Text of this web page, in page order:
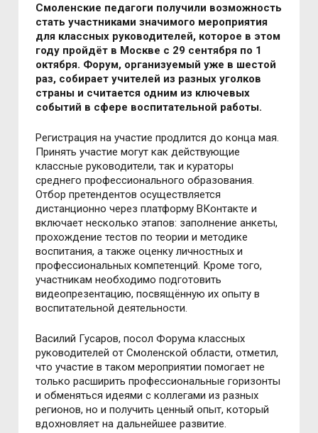
Смоленские педагоги получили возможность
стать участниками значимого мероприятия
для классных руководителей, которое в этом
году пройдёт в Москве с 29 сентября по 1
октября. Форум, организуемый уже в шестой
раз, собирает учителей из разных уголков
страны и считается одним из ключевых
событий в сфере воспитательной работы.
Регистрация на участие продлится до конца мая.
Принять участие могут как действующие
классные руководители, так и кураторы
среднего профессионального образования.
Отбор претендентов осуществляется
дистанционно через платформу ВКонтакте и
включает несколько этапов: заполнение анкеты,
прохождение тестов по теории и методике
воспитания, а также оценку личностных и
профессиональных компетенций. Кроме того,
участникам необходимо подготовить
видеопрезентацию, посвящённую их опыту в
воспитательной деятельности.
Василий Гусаров, посол Форума классных
руководителей от Смоленской области, отметил,
что участие в таком мероприятии помогает не
только расширить профессиональные горизонты
и обменяться идеями с коллегами из разных
регионов, но и получить ценный опыт, который
вдохновляет на дальнейшее развитие.